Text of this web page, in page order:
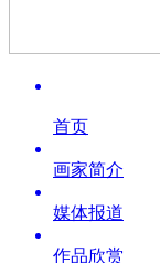
首页
画家简介
媒体报道
作品欣赏